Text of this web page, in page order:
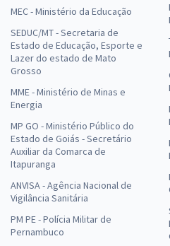
MEC - Ministério da Educação
SEDUC/MT - Secretaria de
Estado de Educação, Esporte e
Lazer do estado de Mato
Grosso
MME - Ministério de Minas e
Energia
MP GO - Ministério Público do
Estado de Goiás - Secretário
Auxiliar da Comarca de
Itapuranga
ANVISA - Agência Nacional de
Vigilância Sanitária
PM PE - Polícia Militar de
Pernambuco